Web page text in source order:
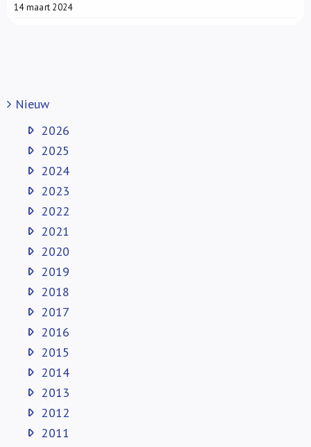
14 maart 2024
Nieuw
2026
2025
2024
2023
2022
2021
2020
2019
2018
2017
2016
2015
2014
2013
2012
2011